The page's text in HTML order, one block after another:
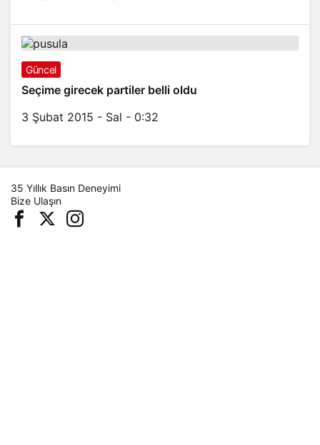
Güncel
Seçime girecek partiler belli oldu
3 Şubat 2015 - Sal - 0:32
35 Yıllık Basın Deneyimi
Bize Ulaşın